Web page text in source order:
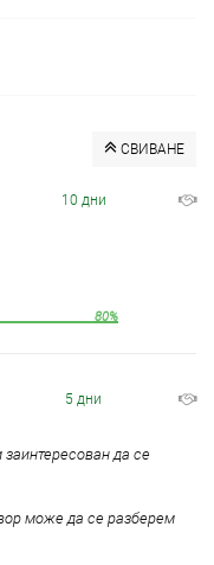
СВИВАНЕ
80%
10 дни
да се
може да се разберем
5 дни